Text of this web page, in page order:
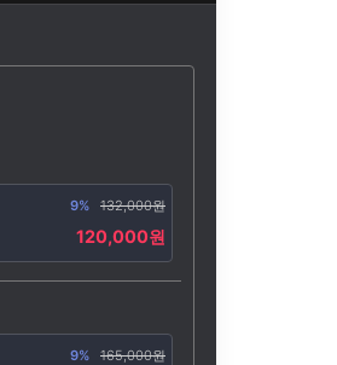
9% 132,000원
120,000원
9% 165,000원